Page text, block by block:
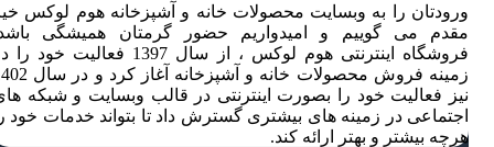
ورودتان را به وبسایت محصولات خانه و آشپزخانه هوم لوکس
مقدم می گوییم و امیدواریم حضور گرمتان همیشگی
فروشگاه اینترنتی هوم لوکس ، از سال 1397 فعالیت خود
زمینه فروش محصولات خانه و آشپزخانه
نیز فعالیت خود را بصورت اینترنتی در قالب وبسایت و شبکه
اجتماعی در زمینه های بیشتری گسترش داد تا بتواند خدمات خود
هرچه بیشتر و بهتر ارائه کند.